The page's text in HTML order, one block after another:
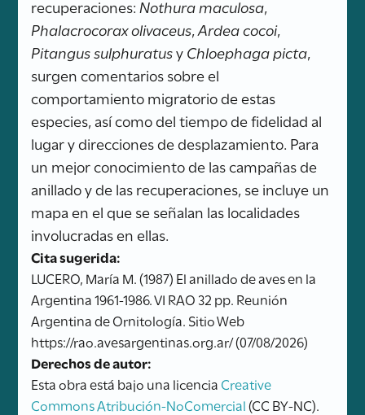
recuperaciones: Nothura maculosa,
Phalacrocorax olivaceus,Ardea cocoi,
Pitangus sulphuratusyChloephaga picta,
surgen comentarios sobre el
comportamiento migratorio de estas
especies, así como del tiempo de fidelidad al
lugar y direcciones de desplazamiento. Para
un mejor conocimiento de las campañas de
anillado y de las recuperaciones, se incluye un
mapa en el que se señalan las localidades
involucradas en ellas.
Cita sugerida:
LUCERO, María M. (1987) El anillado de aves en la
Argentina 1961-1986. VI RAO 32 pp. Reunión
Argentina de Ornitología. Sitio Web
https://rao.avesargentinas.org.ar/ (07/08/2026)
Derechos de autor:
Esta obra está bajo una licencia Creative
Commons Atribución-NoComercial(CC BY-NC).